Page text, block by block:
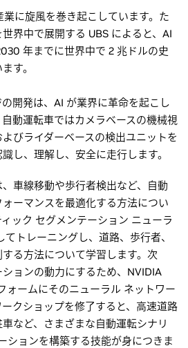
に旋風を巻き起こしています。た
界中で展開する UBS によると、AI
年までに世界中で 2 兆ドルの史
す。
開発は、AI が業界に革命を起こし
動運転車ではカメラベースの機械視
びライダーベースの検出ユニットを
し、理解し、安全に走行します。
車線移動や歩行者検出など、自動
ーマンスを最適化する方法につい
ック セグメンテーション ニューラ
トレーニングし、道路、歩行者、
る方法について学習します。次
ョンの動力にするため、NVIDIA
ォームにそのニューラル ネットワー
クショップを修了すると、高速道路
など、さまざまな自動運転シナリ
ションを構築する技能が身につきま